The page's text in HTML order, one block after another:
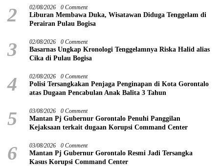
2 02/08/2026 0 Comment
Liburan Membawa Duka, Wisatawan Diduga Tenggelam di
Perairan Pulau Bogisa
3 02/08/2026 0 Comment
Basarnas Ungkap Kronologi Tenggelamnya Riska Halid alias
Cika di Pulau Bogisa
4 02/08/2026 0 Comment
Polisi Tersangkakan Penjaga Penginapan di Kota Gorontalo
atas Dugaan Pencabulan Anak Balita 3 Tahun
5 03/08/2026 0 Comment
Mantan Pj Gubernur Gorontalo Penuhi Panggilan
Kejaksaan terkait dugaan Korupsi Command Center
6 03/08/2026 0 Comment
Mantan Pj Gubernur Gorontalo Resmi Jadi Tersangka
Kasus Korupsi Command Center